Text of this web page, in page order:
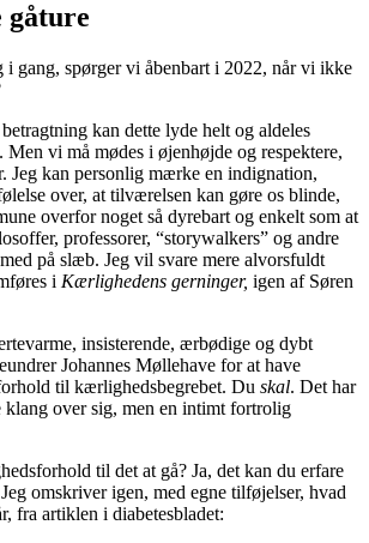
i gang, spørger vi åbenbart i 2022, når vi ikke
kan dette lyde helt og aldeles
vi må mødes i øjenhøjde og respektere,
Jeg kan personlig mærke en indignation,
over, at tilværelsen kan gøre os blinde,
overfor noget så dyrebart og enkelt som at
professorer, “storywalkers” og andre
på slæb. Jeg vil svare mere alvorsfuldt
i Kærlighedens gerninger, igen af Søren
insisterende, ærbødige og dybt
Johannes Møllehave for at have
til kærlighedsbegrebet. Du skal. Det har
klang over sig, men en intimt fortrolig
til det at gå? Ja, det kan du erfare
omskriver igen, med egne tilføjelser, hvad
fra artiklen i diabetesbladet: